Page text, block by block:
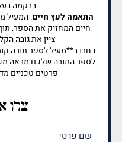
ברקמה בעלות
התאמה לעץ חיים: המעיל
חיים המחזיק את הספר,
ציין את גובה
לספר התורה שלכם מראה
פרטים טכניים
צרו